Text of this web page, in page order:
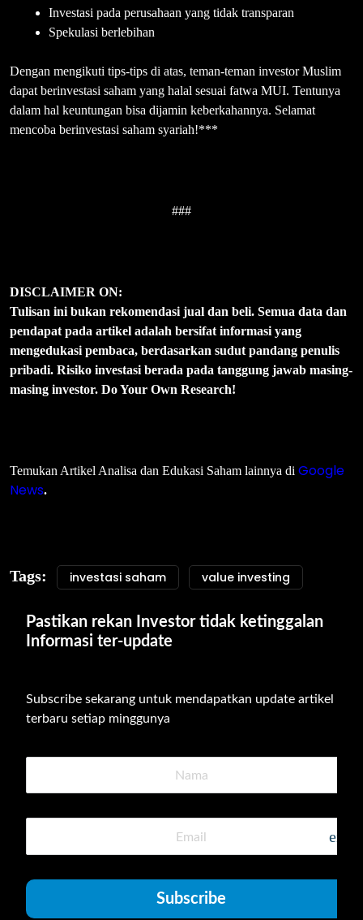
Investasi pada perusahaan yang tidak transparan
Spekulasi berlebihan
Dengan mengikuti tips-tips di atas, teman-teman investor Muslim
dapat berinvestasi saham yang halal sesuai fatwa MUI. Tentunya
dalam hal keuntungan bisa dijamin keberkahannya. Selamat
mencoba berinvestasi saham syariah!***
###
DISCLAIMER ON:
Tulisan ini bukan rekomendasi jual dan beli. Semua data dan
pendapat pada artikel adalah bersifat informasi yang
mengedukasi pembaca, berdasarkan sudut pandang penulis
pribadi. Risiko investasi berada pada tanggung jawab masing-
masing investor. Do Your Own Research!
Temukan Artikel Analisa dan Edukasi Saham lainnya di Google
News.
Tags: investasi saham value investing
Pastikan rekan Investor tidak ketinggalan
Informasi ter-update
Subscribe sekarang untuk mendapatkan update artikel
terbaru setiap minggunya
Subscribe